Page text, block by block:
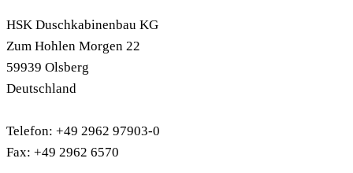
HSK Duschkabinenbau KG
Zum Hohlen Morgen 22
59939 Olsberg
Deutschland
Telefon: +49 2962 97903-0
Fax: +49 2962 6570